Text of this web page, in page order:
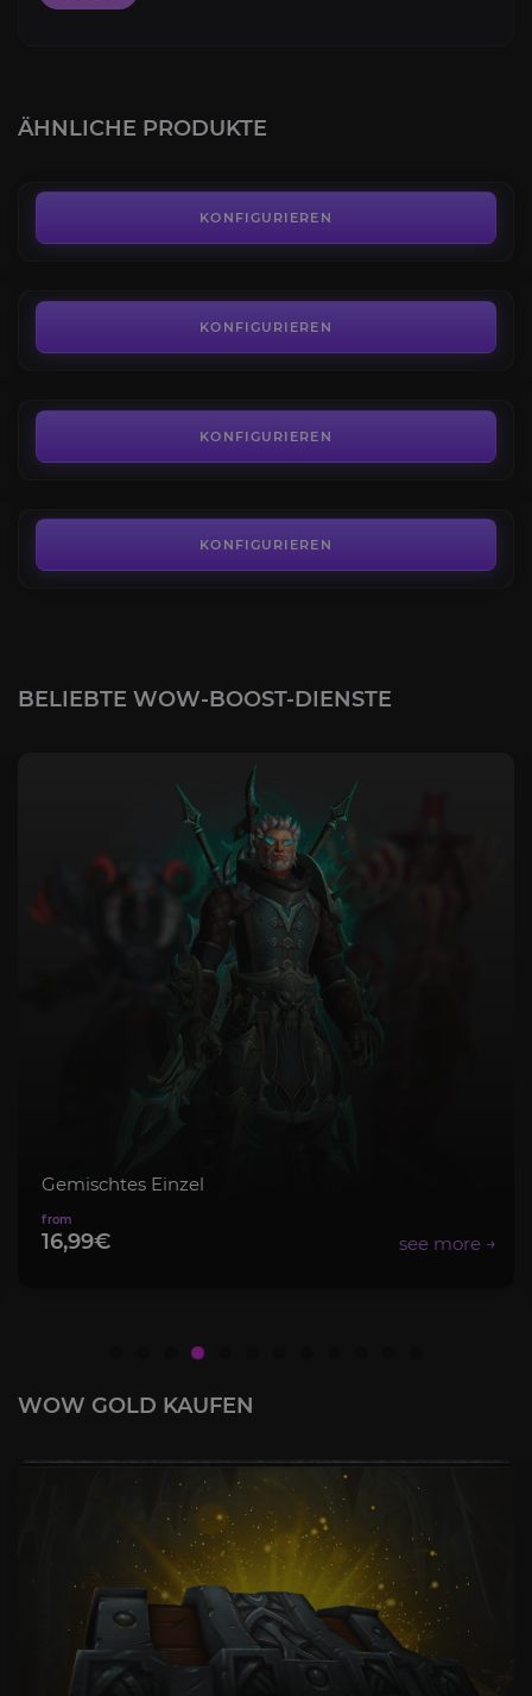
ÄHNLICHE PRODUKTE
KONFIGURIEREN
Gepanzerter Frosteber
KONFIGURIEREN
KONFIGURIEREN
KONFIGURIEREN
BELIEBTE WOW-BOOST-DIENSTE
Mythisch+ Paket
8,99€
WOW GOLD KAUFEN